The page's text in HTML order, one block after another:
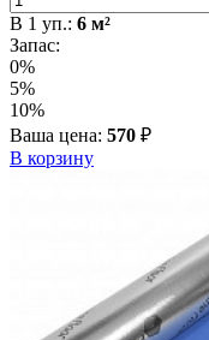
В 1 уп.: 6 м²
Запас:
0%
5%
10%
Ваша цена: 570 ₽
В корзину